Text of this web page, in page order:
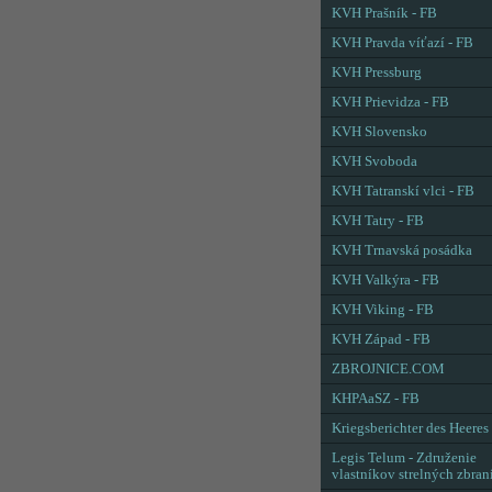
KVH Prašník - FB
KVH Pravda víťazí - FB
KVH Pressburg
KVH Prievidza - FB
KVH Slovensko
KVH Svoboda
KVH Tatranskí vlci - FB
KVH Tatry - FB
KVH Trnavská posádka
KVH Valkýra - FB
KVH Viking - FB
KVH Západ - FB
ZBROJNICE.COM
KHPAaSZ - FB
Kriegsberichter des Heeres
Legis Telum - Združenie
vlastníkov strelných